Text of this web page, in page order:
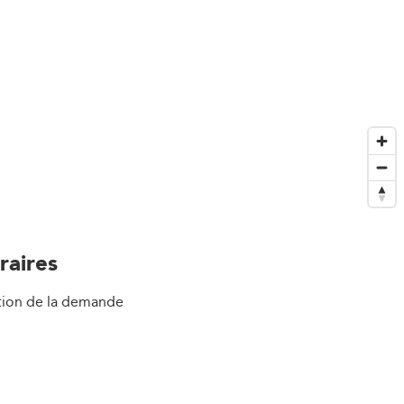
de la demande